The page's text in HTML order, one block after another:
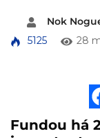
Nok
5125
28
Fundou há